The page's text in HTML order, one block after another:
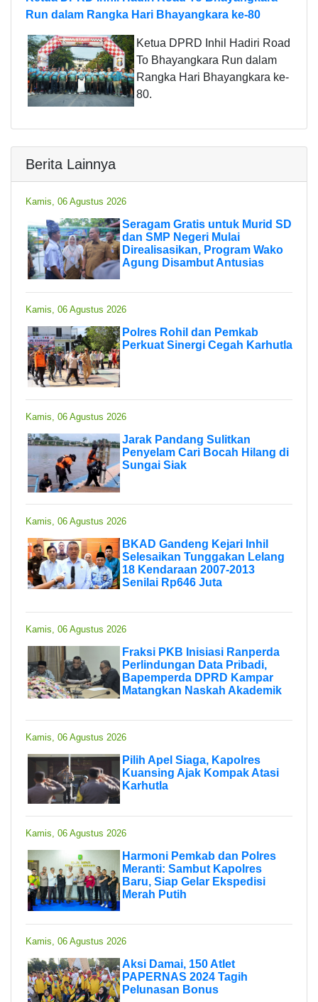
Run dalam Rangka Hari Bhayangkara ke-80
Ketua DPRD Inhil Hadiri Road
To Bhayangkara Run dalam
Rangka Hari Bhayangkara ke-
80.
Berita Lainnya
Kamis, 06 Agustus 2026
Seragam Gratis untuk Murid SD
dan SMP Negeri Mulai
Direalisasikan, Program Wako
Agung Disambut Antusias
Kamis, 06 Agustus 2026
Polres Rohil dan Pemkab
Perkuat Sinergi Cegah Karhutla
Kamis, 06 Agustus 2026
Jarak Pandang Sulitkan
Penyelam Cari Bocah Hilang di
Sungai Siak
Kamis, 06 Agustus 2026
BKAD Gandeng Kejari Inhil
Selesaikan Tunggakan Lelang
18 Kendaraan 2007-2013
Senilai Rp646 Juta
Kamis, 06 Agustus 2026
Fraksi PKB Inisiasi Ranperda
Perlindungan Data Pribadi,
Bapemperda DPRD Kampar
Matangkan Naskah Akademik
Kamis, 06 Agustus 2026
Pilih Apel Siaga, Kapolres
Kuansing Ajak Kompak Atasi
Karhutla
Kamis, 06 Agustus 2026
Harmoni Pemkab dan Polres
Meranti: Sambut Kapolres
Baru, Siap Gelar Ekspedisi
Merah Putih
Kamis, 06 Agustus 2026
Aksi Damai, 150 Atlet
PAPERNAS 2024 Tagih
Pelunasan Bonus